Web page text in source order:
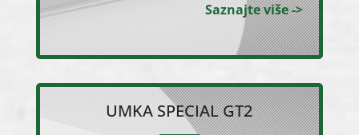
Saznajte više ->
UMKA SPECIAL GT2